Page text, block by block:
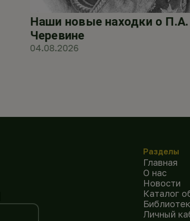
Наши новые находки о П.А.
Черевине
04.08.2026
Разделы
Главная
О нас
Новости
Каталог
Личный